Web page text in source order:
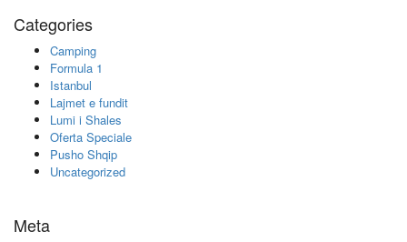
Categories
Camping
Formula 1
Istanbul
Lajmet e fundit
Lumi i Shales
Oferta Speciale
Pusho Shqip
Uncategorized
Meta